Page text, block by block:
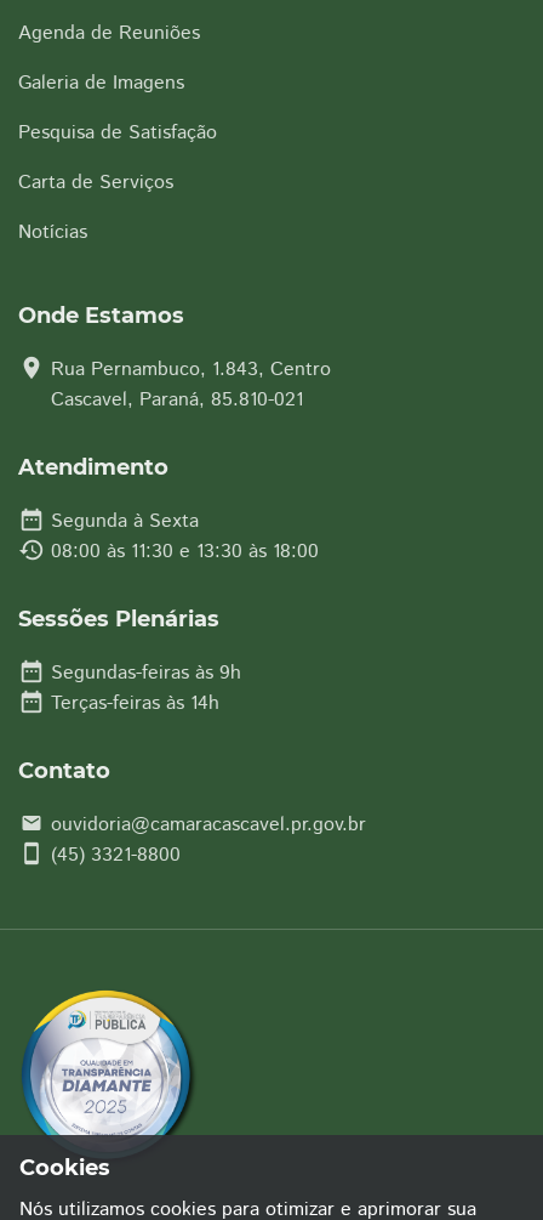
Agenda de Reuniões
Galeria de Imagens
Pesquisa de Satisfação
Carta de Serviços
Notícias
Onde Estamos
location_on Rua Pernambuco, 1.843, Centro
Cascavel, Paraná, 85.810-021
Atendimento
date_range Segunda à Sexta
history 08:00 às 11:30 e 13:30 às 18:00
Sessões Plenárias
date_range Segundas-feiras às 9h
date_range Terças-feiras às 14h
Contato
email ouvidoria@camaracascavel.pr.gov.br
smartphone (45) 3321-8800
Cookies
Nós utilizamos cookies para otimizar e aprimorar sua